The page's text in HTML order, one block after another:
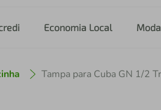
Economia Local Moda